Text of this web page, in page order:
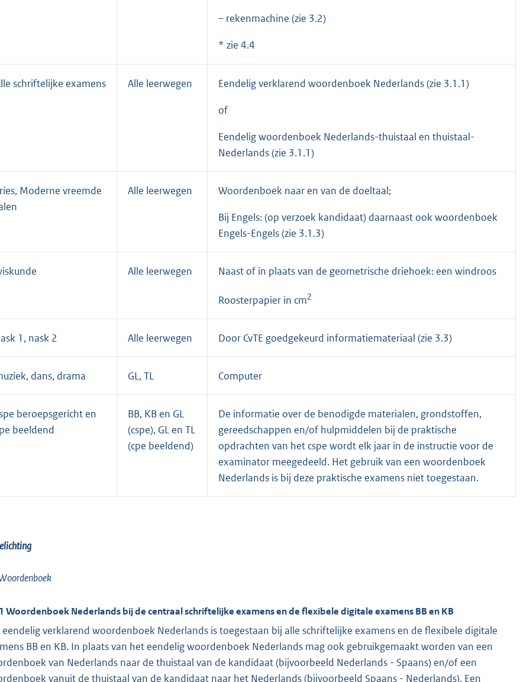
– rekenmachine (zie 3.2)
* zie 4.4
schriftelijke examens Alle leerwegen Eendelig verklarend woordenboek Nederlands (zie 3.1.1)
of
Eendelig woordenboek Nederlands-thuistaal en thuistaal-
Nederlands (zie 3.1.1)
Moderne vreemde
Alle leerwegen Woordenboek naar en van de doeltaal;
Bij Engels: (op verzoek kandidaat) daarnaast ook woordenboek
Engels-Engels (zie 3.1.3)
Alle leerwegen Naast of in plaats van de geometrische driehoek: een windroos
Roosterpapier in cm2
1, nask 2 Alle leerwegen Door CvTE goedgekeurd informatiemateriaal (zie 3.3)
dans, drama GL, TL Computer
beroepsgericht en
beeldend
BB, KB en GL
(cspe), GL en TL
(cpe beeldend)
De informatie over de benodigde materialen, grondstoffen,
gereedschappen en/of hulpmiddelen bij de praktische
opdrachten van het cspe wordt elk jaar in de instructie voor de
examinator meegedeeld. Het gebruik van een woordenboek
Nederlands is bij deze praktische examens niet toegestaan.
Woordenboek Nederlands bij de centraal schriftelijke examens en de flexibele digitale examens BB en KB
eendelig verklarend woordenboek Nederlands is toegestaan bij alle schriftelijke examens en de flexibele digitale
BB en KB. In plaats van het eendelig woordenboek Nederlands mag ook gebruikgemaakt worden van een
van Nederlands naar de thuistaal van de kandidaat (bijvoorbeeld Nederlands - Spaans) en/of een
vanuit de thuistaal van de kandidaat naar het Nederlands (bijvoorbeeld Spaans - Nederlands). Een